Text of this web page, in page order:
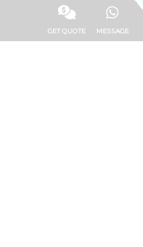
GET QUOTE MESSAGE